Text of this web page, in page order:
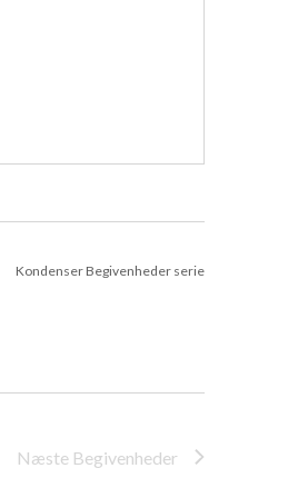
Kondenser Begivenheder serie
Næste Begivenheder